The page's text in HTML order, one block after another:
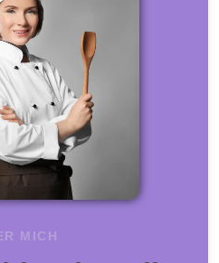
MICH